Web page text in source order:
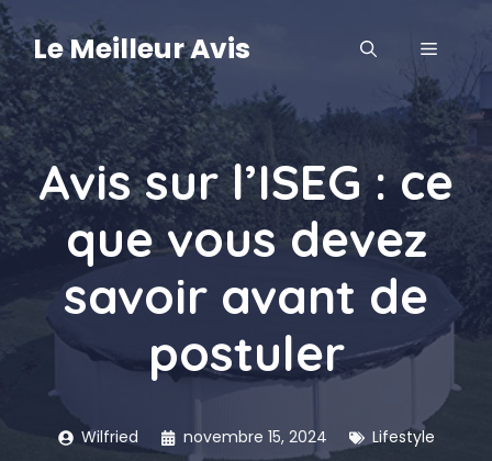
Aller
au
contenu
Le Meilleur Avis MENU
Avis sur l’ISEG : ce
que vous devez
savoir avant de
postuler
Wilfried novembre 15, 2024 Lifestyle